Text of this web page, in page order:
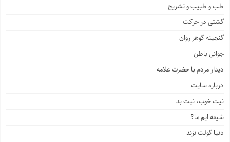
طب و طبیب و تشریح
گشتی در حرکت
گنجینه گوهر روان
جوانی باطن
دیدار مردم با حضرت علامه
درباره سایت
نیت خوب، نیت بد
شیعه ایم ما؟
دنیا گولت نزند